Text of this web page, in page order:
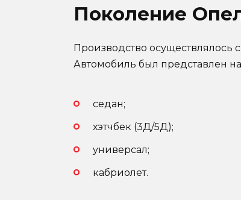
Поколение
Производство осуществлялось
Автомобиль был представлен
седан;
хэтчбек (3Д/5Д);
универсал;
кабриолет.